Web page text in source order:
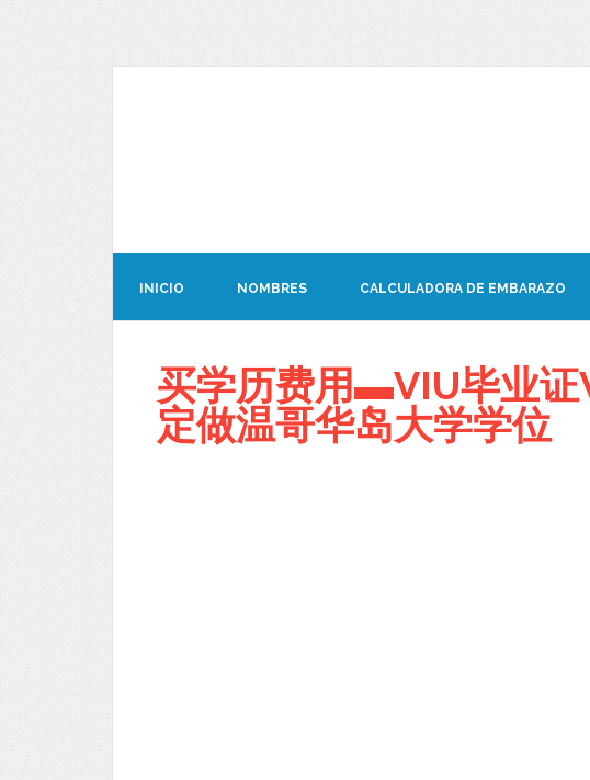
INICIO NOMBRES CALCULADORA DE EMBARAZO
买学历费用▬VIU毕业
定做温哥华岛大学学位